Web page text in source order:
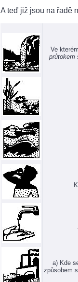
A teď již jsou na řadě
Ve
průtokem
a) Kde
způsobem